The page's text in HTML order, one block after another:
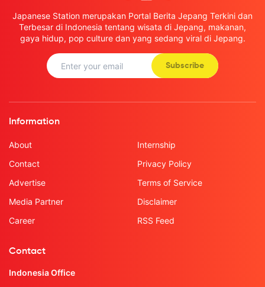
Japanese Station merupakan Portal Berita Jepang Terkini dan
Terbesar di Indonesia tentang wisata di Jepang, makanan,
gaya hidup, pop culture dan yang sedang viral di Jepang.
Subscribe
Information
About
Contact
Advertise
Media Partner
Career
Internship
Privacy Policy
Terms of Service
Disclaimer
RSS Feed
Contact
Indonesia Office